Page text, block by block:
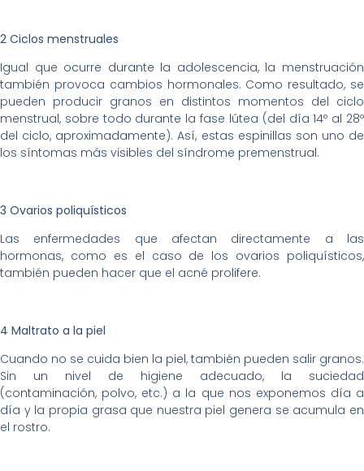
2 Ciclos menstruales
Igual que ocurre durante la adolescencia, la menstruación
también provoca cambios hormonales. Como resultado, se
pueden producir granos en distintos momentos del ciclo
menstrual, sobre todo durante la fase lútea (del día 14º al 28º
del ciclo, aproximadamente). Así, estas espinillas son uno de
los síntomas más visibles del síndrome premenstrual.
3 Ovarios poliquísticos
Las enfermedades que afectan directamente a las
hormonas, como es el caso de los ovarios poliquísticos,
también pueden hacer que el acné prolifere.
4 Maltrato a la piel
Cuando no se cuida bien la piel, también pueden salir granos.
Sin un nivel de higiene adecuado, la suciedad
(contaminación, polvo, etc.) a la que nos exponemos día a
día y la propia grasa que nuestra piel genera se acumula en
el rostro.